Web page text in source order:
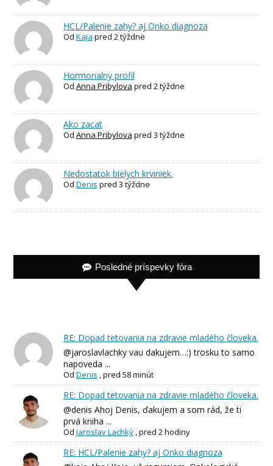
HCL/Palenie zahy? aj Onko diagnoza
Od Kaja pred 2 týždne
Hormonalny profil
Od Anna Pribylova pred 2 týždne
Ako zacat
Od Anna Pribylova pred 3 týždne
Nedostatok bielych krviniek.
Od Denis pred 3 týždne
Posledné príspevky fóra
RE: Dopad tetovania na zdravie mladého človeka.
@jaroslavlachky vau dakujem…:) trosku to samo
napoveda ...
Od Denis ,pred 58 minút
RE: Dopad tetovania na zdravie mladého človeka.
@denis Ahoj Denis, ďakujem a som rád, že ti
prvá kniha ...
Od Jaroslav Lachký,pred 2 hodiny
RE: HCL/Palenie zahy? aj Onko diagnoza